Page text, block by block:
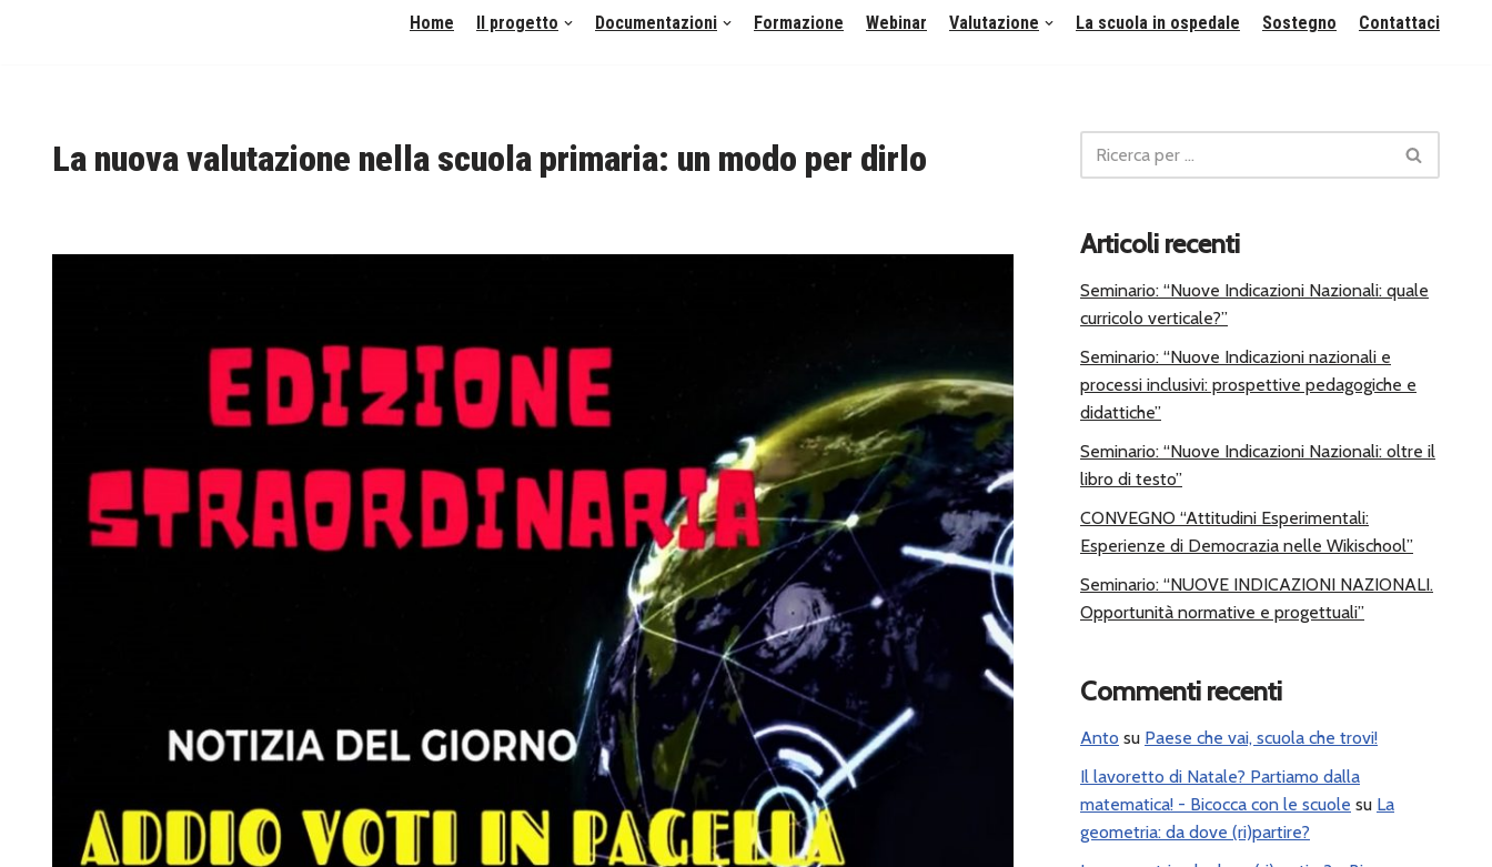
Home Il progetto Documentazioni Formazione Webinar Valutazione La scuola in ospedale Sostegno Contattaci
La nuova valutazione nella scuola primaria: un modo per dirlo
Articoli recenti
Seminario: “Nuove Indicazioni Nazionali: quale
curricolo verticale?”
Seminario: “Nuove Indicazioni nazionali e
processi inclusivi: prospettive pedagogiche e
didattiche”
Seminario: “Nuove Indicazioni Nazionali: oltre il
libro di testo”
CONVEGNO “Attitudini Esperimentali:
Esperienze di Democrazia nelle Wikischool”
Seminario: “NUOVE INDICAZIONI NAZIONALI.
Opportunità normative e progettuali”
Commenti recenti
Anto su Paese che vai, scuola che trovi!
Il lavoretto di Natale? Partiamo dalla
matematica! - Bicocca con le scuole su La
geometria: da dove (ri)partire?